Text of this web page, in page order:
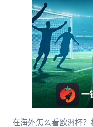
在海外怎么看欧洲杯